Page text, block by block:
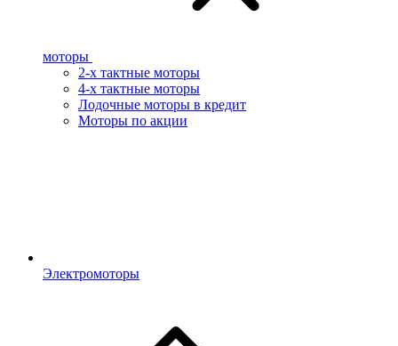
моторы
2-х тактные моторы
4-х тактные моторы
Лодочные моторы в кредит
Моторы по акции
Электромоторы